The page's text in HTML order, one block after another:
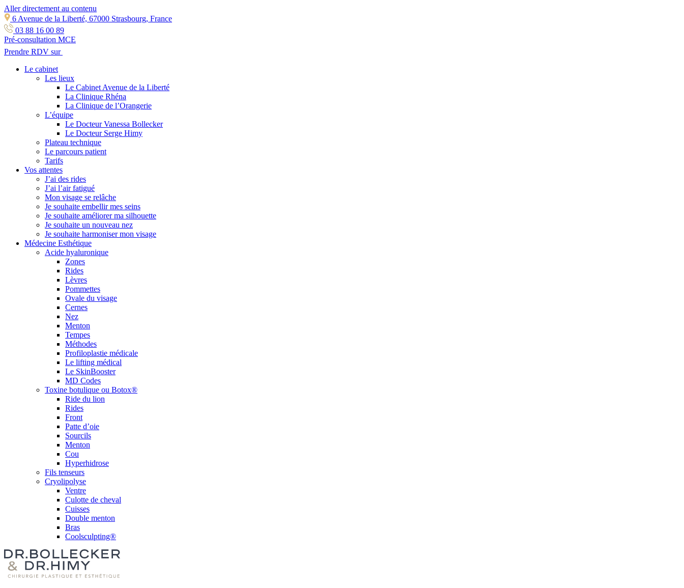
Aller directement au contenu
6 Avenue de la Liberté, 67000 Strasbourg, France
03 88 16 00 89
Pré-consultation MCE
Prendre RDV sur
Le cabinet
Les lieux
Le Cabinet Avenue de la Liberté
La Clinique Rhéna
La Clinique de l’Orangerie
L’équipe
Le Docteur Vanessa Bollecker
Le Docteur Serge Himy
Plateau technique
Le parcours patient
Tarifs
Vos attentes
J’ai des rides
J’ai l’air fatigué
Mon visage se relâche
Je souhaite embellir mes seins
Je souhaite améliorer ma silhouette
Je souhaite un nouveau nez
Je souhaite harmoniser mon visage
Médecine Esthétique
Acide hyaluronique
Zones
Rides
Lèvres
Pommettes
Ovale du visage
Cernes
Nez
Menton
Tempes
Méthodes
Profiloplastie médicale
Le lifting médical
Le SkinBooster
MD Codes
Toxine botulique ou Botox®
Ride du lion
Rides
Front
Patte d’oie
Sourcils
Menton
Cou
Hyperhidrose
Fils tenseurs
Cryolipolyse
Ventre
Culotte de cheval
Cuisses
Double menton
Bras
Coolsculpting®